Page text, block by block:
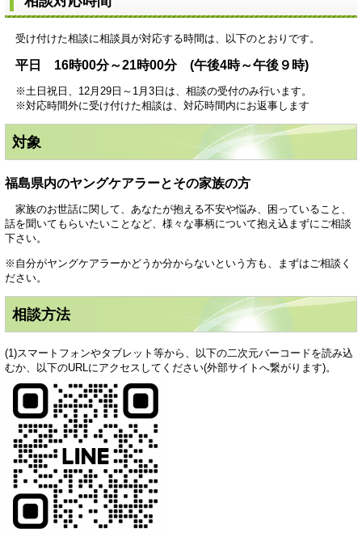
受け付けた相談に相談員が対応する時間は、以下のとおりです。
平日 16時00分～21時00分 (午後4時～午後９時)
※土日祝日、12月29日～1月3日は、相談の受付のみ行います。
※対応時間外に受け付けた相談は、対応時間内にお返事します
対象
福島県内のヤングケアラーとその家族の方
家族のお世話に関して、あなたが抱える不安や悩み、困っていること、
話を聞いてもらいたいことなど、様々な事柄について抱え込まずにご相談
下さい。
※自分がヤングケアラーかどうか分からないという方も、まずはご相談く
ださい。
相談方法
(1)スマートフォンやタブレット等から、以下の二次元バーコードを読み込
むか、以下のURLにアクセスしてください(外部サイトへ繋がります)。